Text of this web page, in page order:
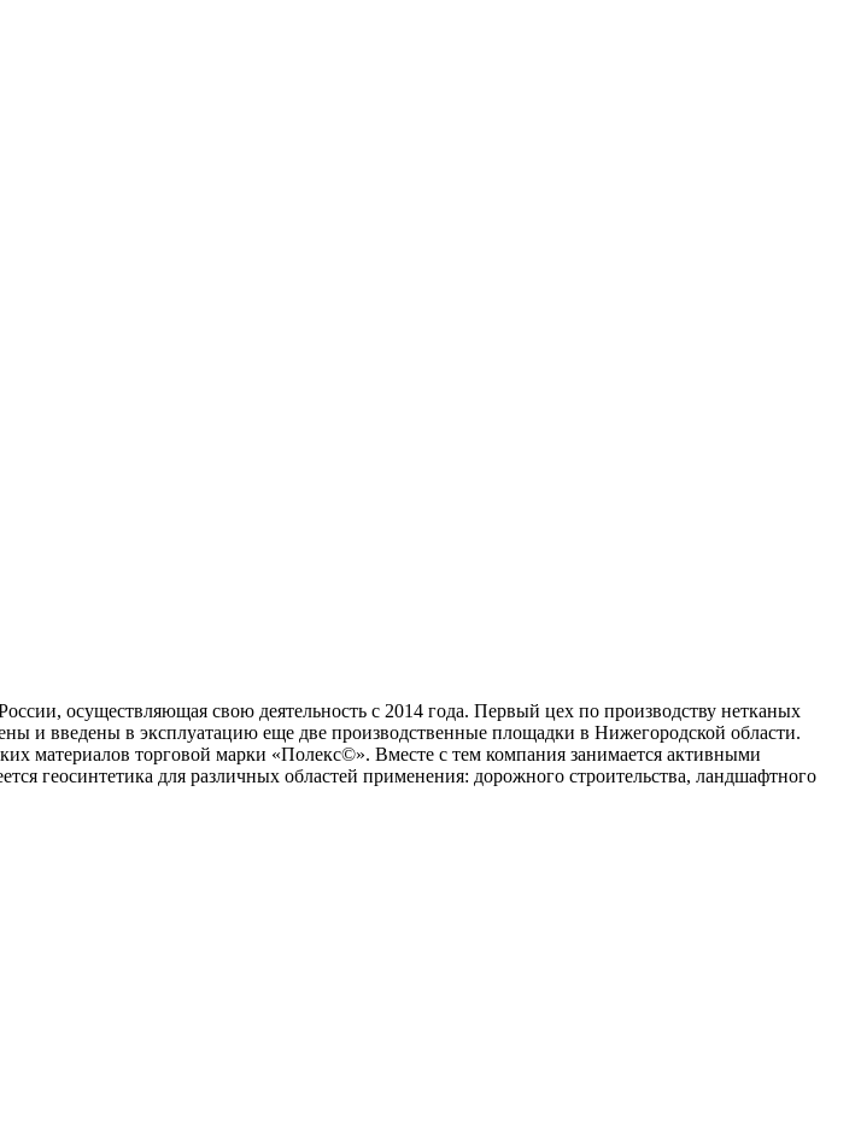
осуществляющая свою деятельность с 2014 года. Первый цех по производству нетканых
и введены в эксплуатацию еще две производственные площадки в Нижегородской области.
материалов торговой марки «Полекс©». Вместе с тем компания занимается активными
геосинтетика для различных областей применения: дорожного строительства, ландшафтного